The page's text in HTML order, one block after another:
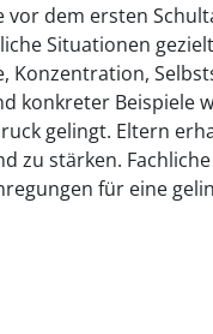
dem ersten
Situationen
Konzentration,
konkreter Beispiele
gelingt. Eltern
zu stärken.
für eine